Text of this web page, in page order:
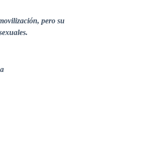
pero su